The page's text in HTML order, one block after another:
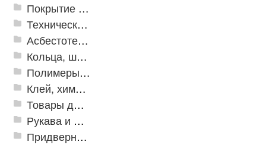
Покрытие из резиновой крошки
Техническая резина
Асбестотехнические и теплоизоляционные материалы
Кольца, шайбы, манжеты
Полимеры и пластики
Клей, химия, сопутствующие товары
Товары для дома
Рукава и шланги промышленные
Придверные решетки